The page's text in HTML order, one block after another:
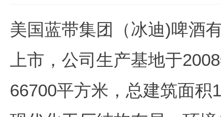
美国蓝带集团（冰迪)啤酒
上市，公司生产基地于
66700平方米，总建筑面积